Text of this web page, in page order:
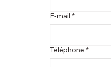
E‑mail *
Téléphone *